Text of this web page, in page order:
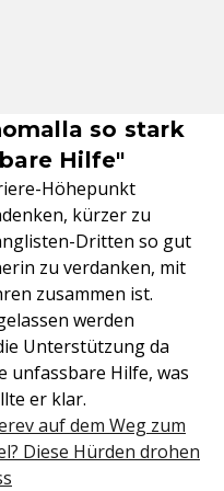
so stark
Hilfe"
Höhepunkt
kürzer zu
Dritten so gut
zu verdanken, mit
zusammen ist.
werden
Unterstützung da
unfassbare Hilfe, was
er klar.
auf dem Weg zum
Diese Hürden drohen